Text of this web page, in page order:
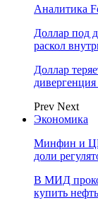
Аналитика
Доллар под
раскол
Доллар
Prev Next
Экономика
Минфин и
доли
В МИД
купить